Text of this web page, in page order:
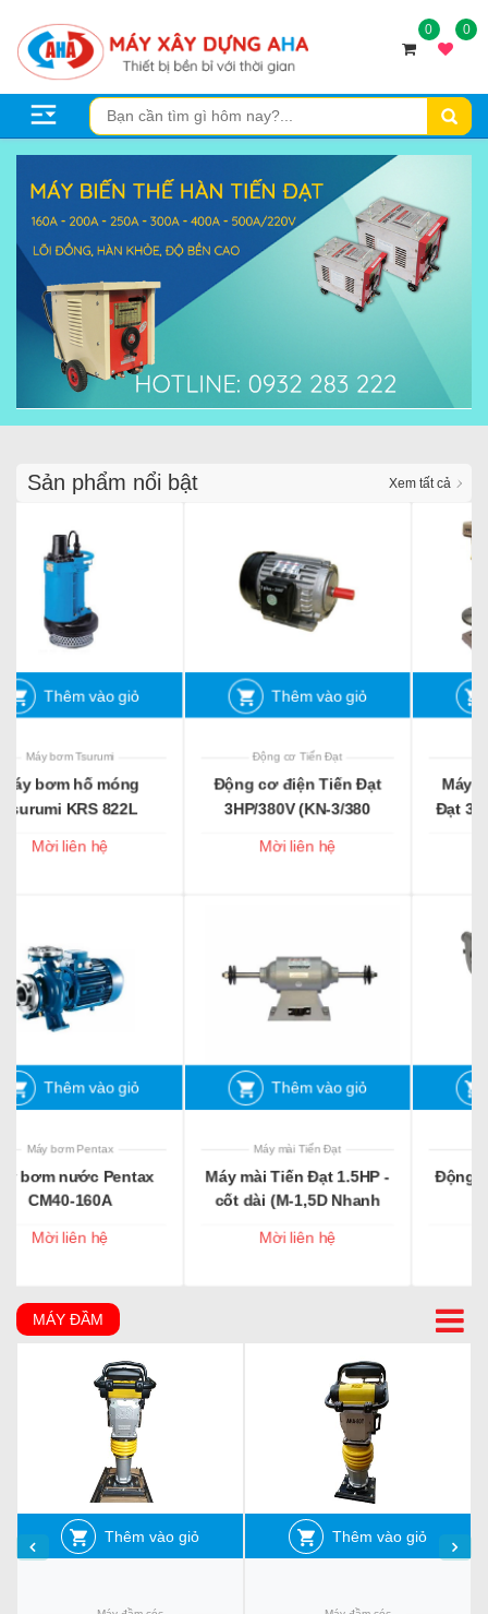
0 0
Sản phẩm nổi bật Xem tất cả
giỏ
móng
822L
giỏ
Pentax
Thêm vào giỏ
Động cơ điện Tiến Đạt
3HP/380V (KN-3/380
Thêm vào giỏ
Máy mài Tiến Đạt 1.5HP -
cốt dài (M-1,5D Nhanh
Thêm vào
Máy khoan Conic
Đạt 3 Puly cao
Thêm vào
Động cơ Robin
MÁY ĐẦM
Thêm vào giỏ Thêm vào giỏ